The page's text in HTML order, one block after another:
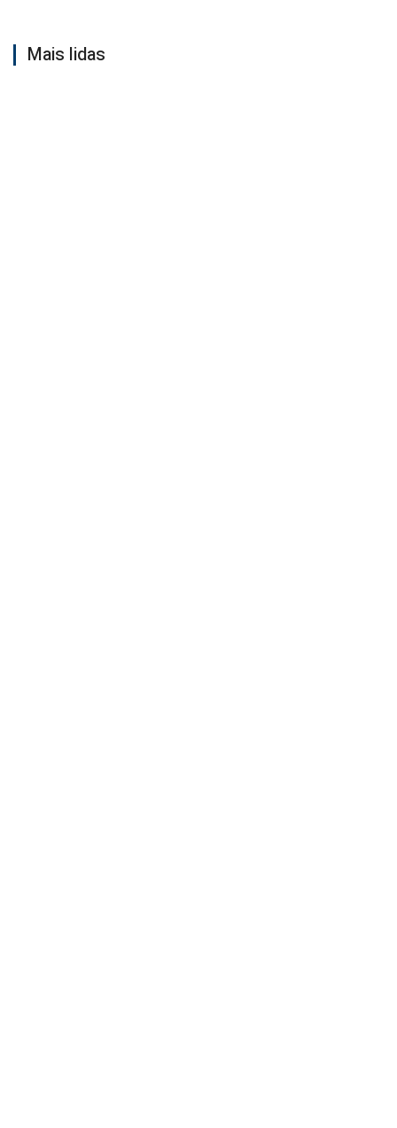
Mais lidas